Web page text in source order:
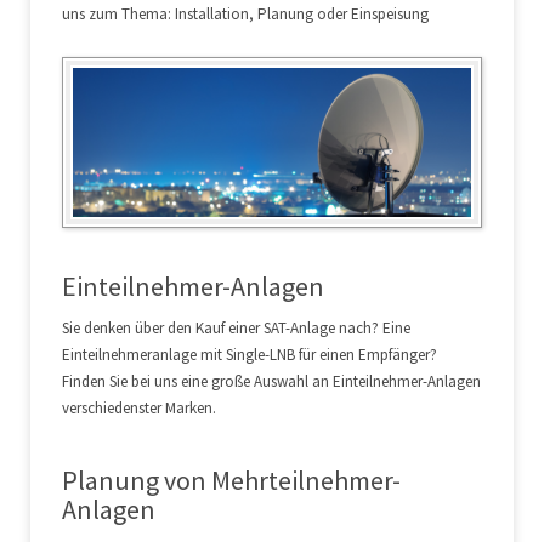
uns zum Thema: Installation, Planung oder Einspeisung
Einteilnehmer-Anlagen
Sie denken über den Kauf einer SAT-Anlage nach? Eine
Einteilnehmeranlage mit Single-LNB für einen Empfänger?
Finden Sie bei uns eine große Auswahl an Einteilnehmer-Anlagen
verschiedenster Marken.
Planung von Mehrteilnehmer-
Anlagen